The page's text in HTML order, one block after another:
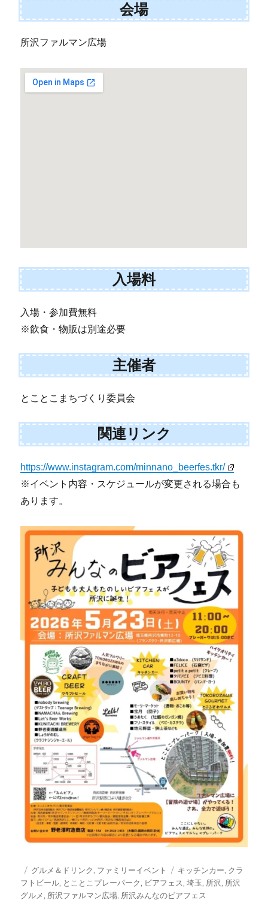
会場
所沢ファルマン広場
入場料
入場・参加費無料
※飲食・物販は別途必要
主催者
とことこまちづくり委員会
関連リンク
https://www.instagram.com/minnano_beerfes.tkr/
※イベント内容・スケジュールが変更される場合も
あります。
投
稿
日:
カ
テ
ゴ
グルメ＆ドリンク, ファミリーイベント
タ
グ
キッチンカー, クラ
フトビール, とことこプレーパーク, ビアフェス,埼玉, 所沢, 所沢
グルメ, 所沢ファルマン広場, 所沢みんなのビアフェス